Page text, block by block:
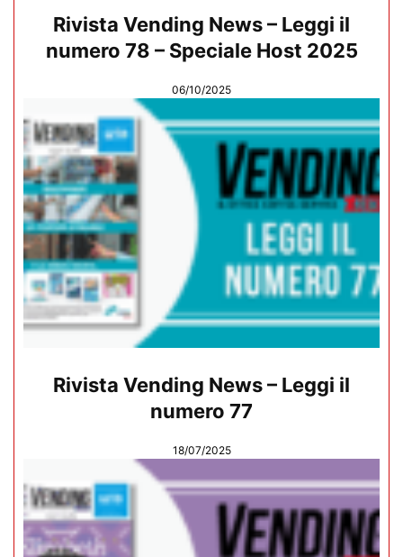
Rivista Vending News – Leggi il
numero 78 – Speciale Host 2025
06/10/2025
Rivista Vending News – Leggi il
numero 77
18/07/2025